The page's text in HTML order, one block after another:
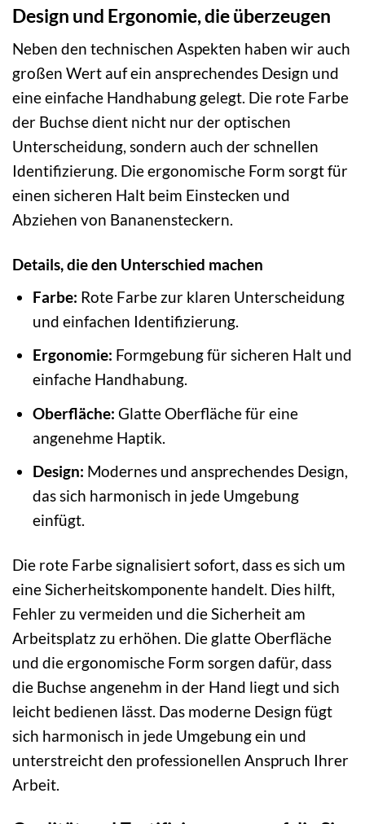
Design und Ergonomie, die überzeugen
Neben den technischen Aspekten haben wir auch
großen Wert auf ein ansprechendes Design und
eine einfache Handhabung gelegt. Die rote Farbe
der Buchse dient nicht nur der optischen
Unterscheidung, sondern auch der schnellen
Identifizierung. Die ergonomische Form sorgt für
einen sicheren Halt beim Einstecken und
Abziehen von Bananensteckern.
Details, die den Unterschied machen
Farbe: Rote Farbe zur klaren Unterscheidung
und einfachen Identifizierung.
Ergonomie: Formgebung für sicheren Halt und
einfache Handhabung.
Oberfläche: Glatte Oberfläche für eine
angenehme Haptik.
Design: Modernes und ansprechendes Design,
das sich harmonisch in jede Umgebung
einfügt.
Die rote Farbe signalisiert sofort, dass es sich um
eine Sicherheitskomponente handelt. Dies hilft,
Fehler zu vermeiden und die Sicherheit am
Arbeitsplatz zu erhöhen. Die glatte Oberfläche
und die ergonomische Form sorgen dafür, dass
die Buchse angenehm in der Hand liegt und sich
leicht bedienen lässt. Das moderne Design fügt
sich harmonisch in jede Umgebung ein und
unterstreicht den professionellen Anspruch Ihrer
Arbeit.